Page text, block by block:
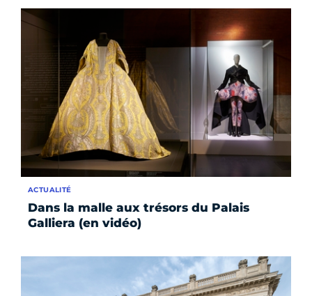
Dans la malle aux trésors du Palais
Galliera (en vidéo)
ACTUALITÉ